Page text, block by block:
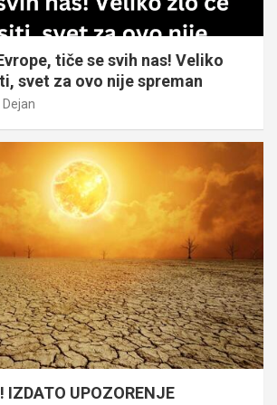
tiče se svih nas! Veliko
svet za ovo nije spreman
Dejan
IZDATO UPOZORENJE